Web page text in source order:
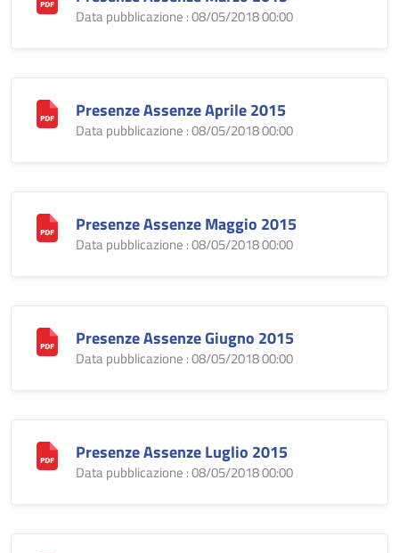
Data pubblicazione : 08/05/2018 00:00
Presenze Assenze Aprile 2015
Data pubblicazione : 08/05/2018 00:00
Presenze Assenze Maggio 2015
Data pubblicazione : 08/05/2018 00:00
Presenze Assenze Giugno 2015
Data pubblicazione : 08/05/2018 00:00
Presenze Assenze Luglio 2015
Data pubblicazione : 08/05/2018 00:00